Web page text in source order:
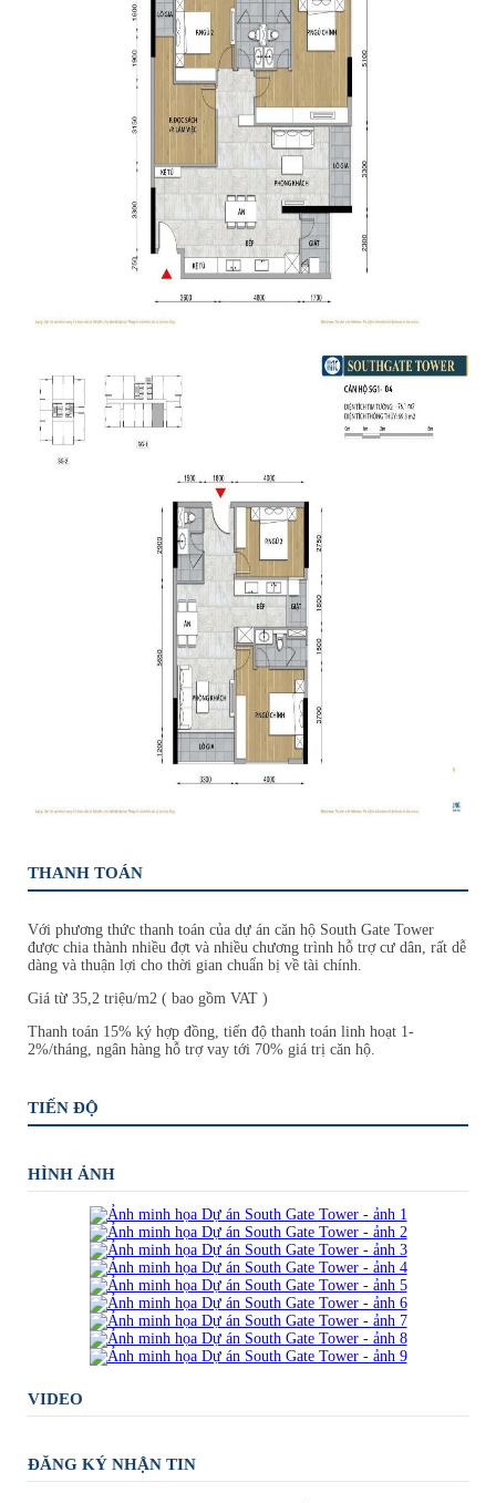
THANH TOÁN
Với phương thức thanh toán của dự án căn hộ South Gate Tower
được chia thành nhiều đợt và nhiều chương trình hỗ trợ cư dân, rất dễ
dàng và thuận lợi cho thời gian chuẩn bị về tài chính.
Giá từ 35,2 triệu/m2 ( bao gồm VAT )
Thanh toán 15% ký hợp đồng, tiến độ thanh toán linh hoạt 1-
2%/tháng, ngân hàng hỗ trợ vay tới 70% giá trị căn hộ.
TIẾN ĐỘ
HÌNH ẢNH
VIDEO
ĐĂNG KÝ NHẬN TIN